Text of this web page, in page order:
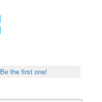
Be the first one!